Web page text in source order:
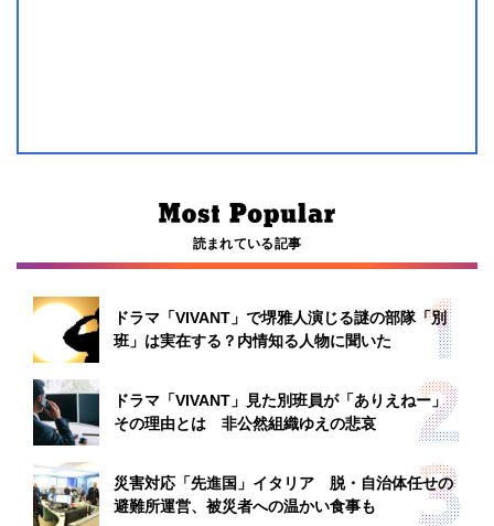
読まれている記事
ドラマ「VIVANT」で堺雅人演じる謎の部隊「別
班」は実在する？内情知る人物に聞いた
ドラマ「VIVANT」見た別班員が「ありえねー」
その理由とは 非公然組織ゆえの悲哀
災害対応「先進国」イタリア 脱・自治体任せの
避難所運営、被災者への温かい食事も